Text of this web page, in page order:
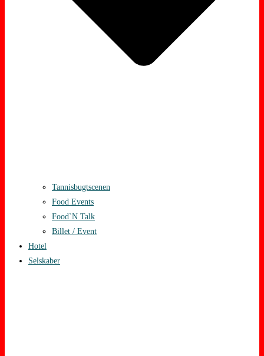
Tannisbugtscenen
Food Events
Food`N Talk
Billet / Event
Hotel
Selskaber